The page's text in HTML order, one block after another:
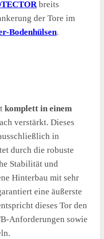
breits
der Tore im
Bodenhülsen.
komplett in einem
verstärkt. Dieses
in
durch die robuste
Stabilität und
Hinterbau mit sehr
eine äußerste
dieses Tor den
Anforderungen sowie